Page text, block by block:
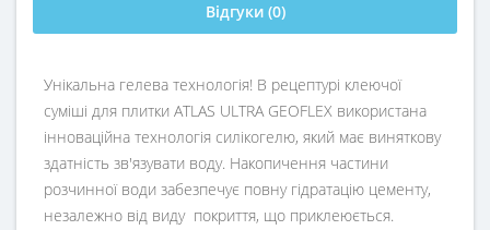
Відгуки (0)
Унікальна гелева технологія! В рецептурі клеючої
суміші для плитки ATLAS ULTRA GEOFLEX використана
інноваційна технологія силікогелю, який має виняткову
здатність зв'язувати воду. Накопичення частини
розчинної води забезпечує повну гідратацію цементу,
незалежно від виду покриття, що приклеюється.